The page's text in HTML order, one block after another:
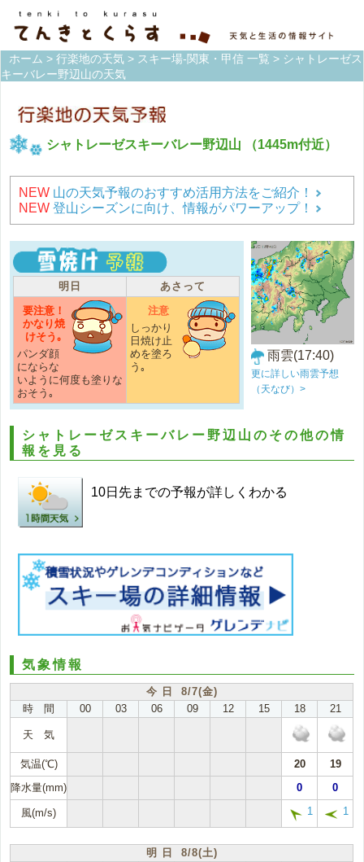
ホーム > 行楽地の天気 > スキー場-関東・甲信 一覧 > シャトレーゼス
キーバレー野辺山の天気
シャトレーゼスキーバレー野辺山 （1445m付近）
NEW 山の天気予報のおすすめ活用方法をご紹介！
NEW 登山シーズンに向け、情報がパワーアップ！
明日
あさって
要注意！
かなり焼
けそう｡
パンダ顔
にならな
いように何度も塗りな
おそう｡
注意
しっかり
日焼け止
めを塗ろ
う｡
雨雲(17:40)
更に詳しい雨雲予想
（天なび）>
シャトレーゼスキーバレー野辺山のその他の情
報を見る
10日先までの予報が詳しくわかる
気象情報
今 日 8/7(金)
時 間
00 03 06 09 12 15 18 21
天 気
気温(℃) 20
19
降水量(mm)
0 0
風(m/s) 1 1
明 日 8/8(土)